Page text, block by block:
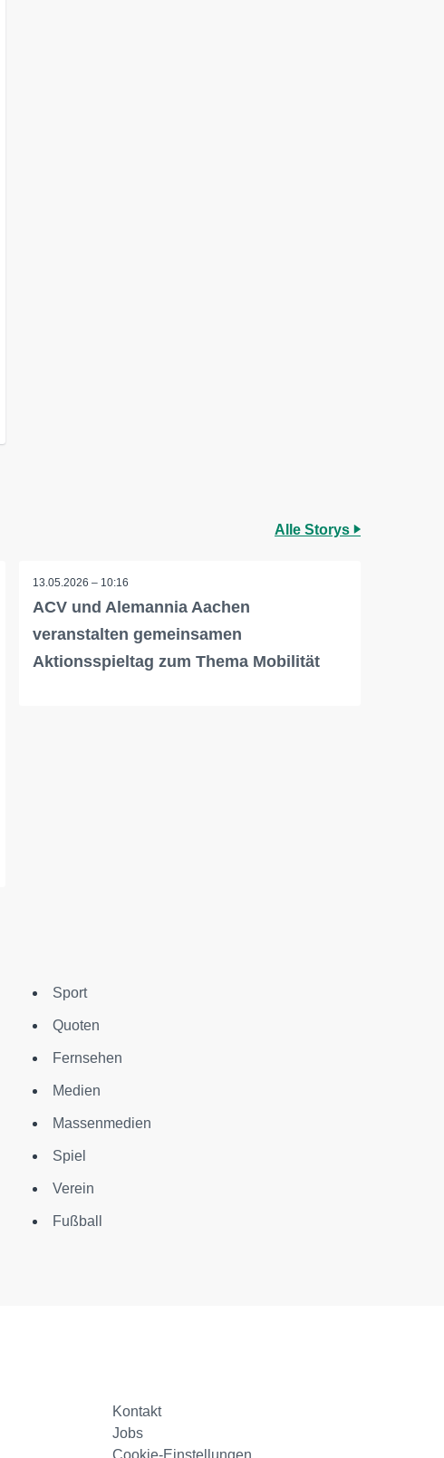
Alle Storys
13.05.2026 – 10:16
ACV und Alemannia Aachen
veranstalten gemeinsamen
Aktionsspieltag zum Thema Mobilität
Sport
Quoten
Fernsehen
Medien
Massenmedien
Spiel
Verein
Fußball
Kontakt
Jobs
Cookie-Einstellungen